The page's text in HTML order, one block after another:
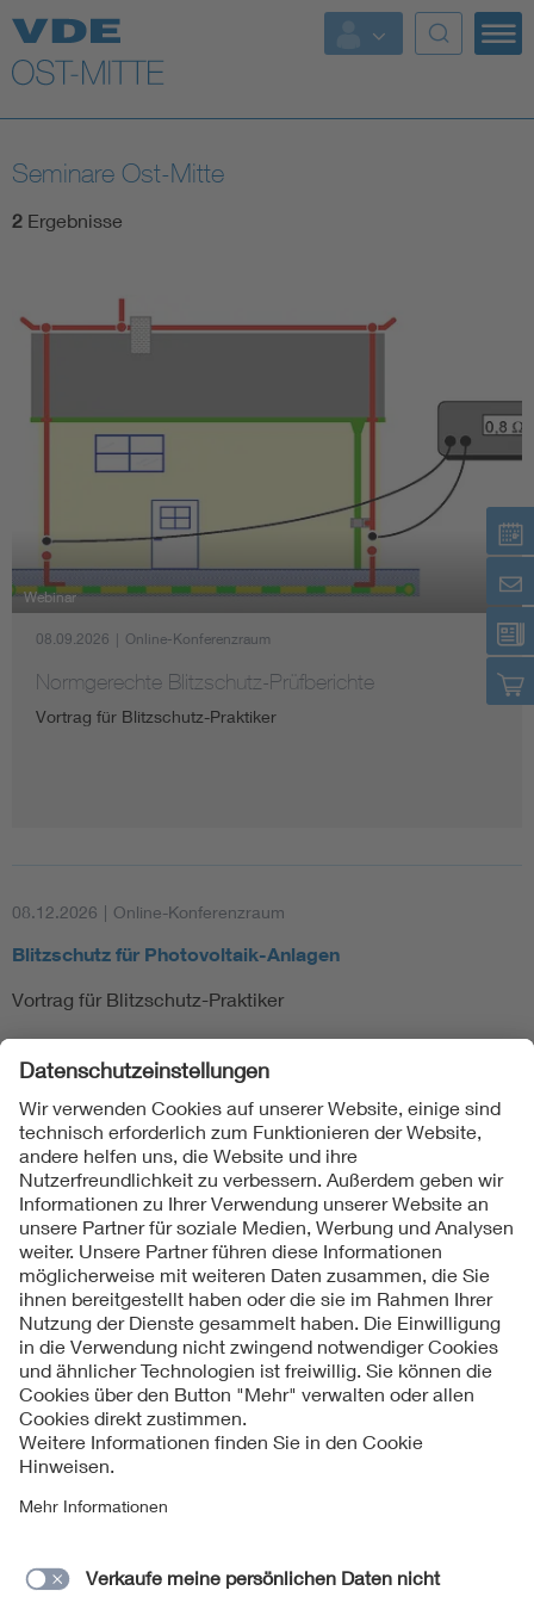
Top Themen
Weitere Themen
Seminare Ost-Mitte
2 Ergebnisse
Webinar
08.09.2026 | Online-Konferenzraum
Normgerechte Blitzschutz-Prüfberichte
Vortrag für Blitzschutz-Praktiker
08.12.2026 | Online-Konferenzraum
Blitzschutz für Photovoltaik-Anlagen
Vortrag für Blitzschutz-Praktiker
Folgen Sie uns
Kontakte
Service
Impressum
Datenschutzinformationen
Cookie Hinweise
Lieferantenportal